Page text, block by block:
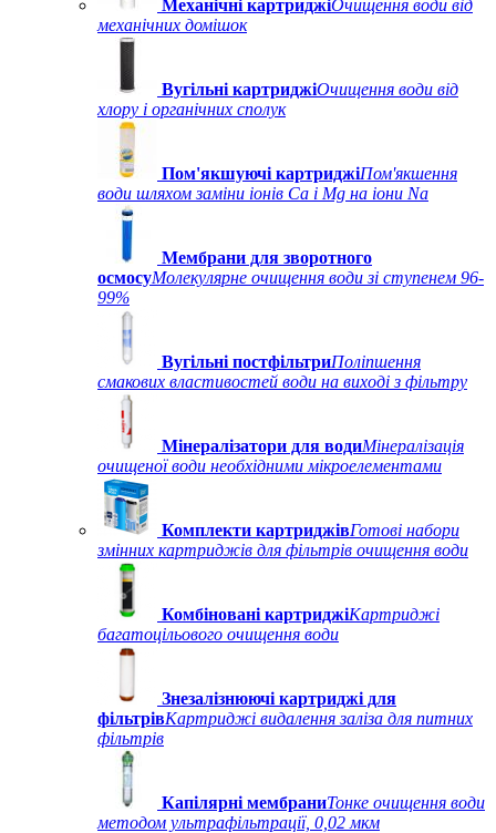
Механічні картриджіОчищення води від
механічних домішок
Вугільні картриджіОчищення води від
хлору і органічних сполук
Пом'якшуючі картриджіПом'якшення
води шляхом заміни іонів Ca і Mg на іони Na
Мембрани для зворотного
осмосуМолекулярне очищення води зі ступенем 96-
99%
Вугільні постфільтриПоліпшення
смакових властивостей води на виході з фільтру
Мінералізатори для водиМінералізація
очищеної води необхідними мікроелементами
Комплекти картриджівГотові набори
змінних картриджів для фільтрів очищення води
Комбіновані картриджіКартриджі
багатоцільового очищення води
Знезалізнюючі картриджі для
фільтрівКартриджі видалення заліза для питних
фільтрів
Капілярні мембраниТонке очищення води
методом ультрафільтрації, 0,02 мкм